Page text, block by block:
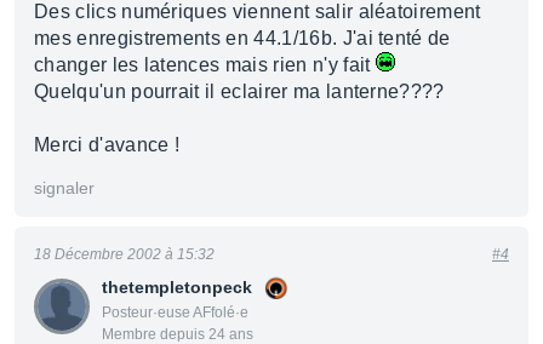
Des clics numériques viennent salir aléatoirement
mes enregistrements en 44.1/16b. J'ai tenté de
changer les latences mais rien n'y fait
Quelqu'un pourrait il eclairer ma lanterne????
Merci d'avance !
signaler
thetempletonpeck
Posteur·euse AFfolé·e
Membre depuis 24 ans
18 Décembre 2002 à 15:32 #4